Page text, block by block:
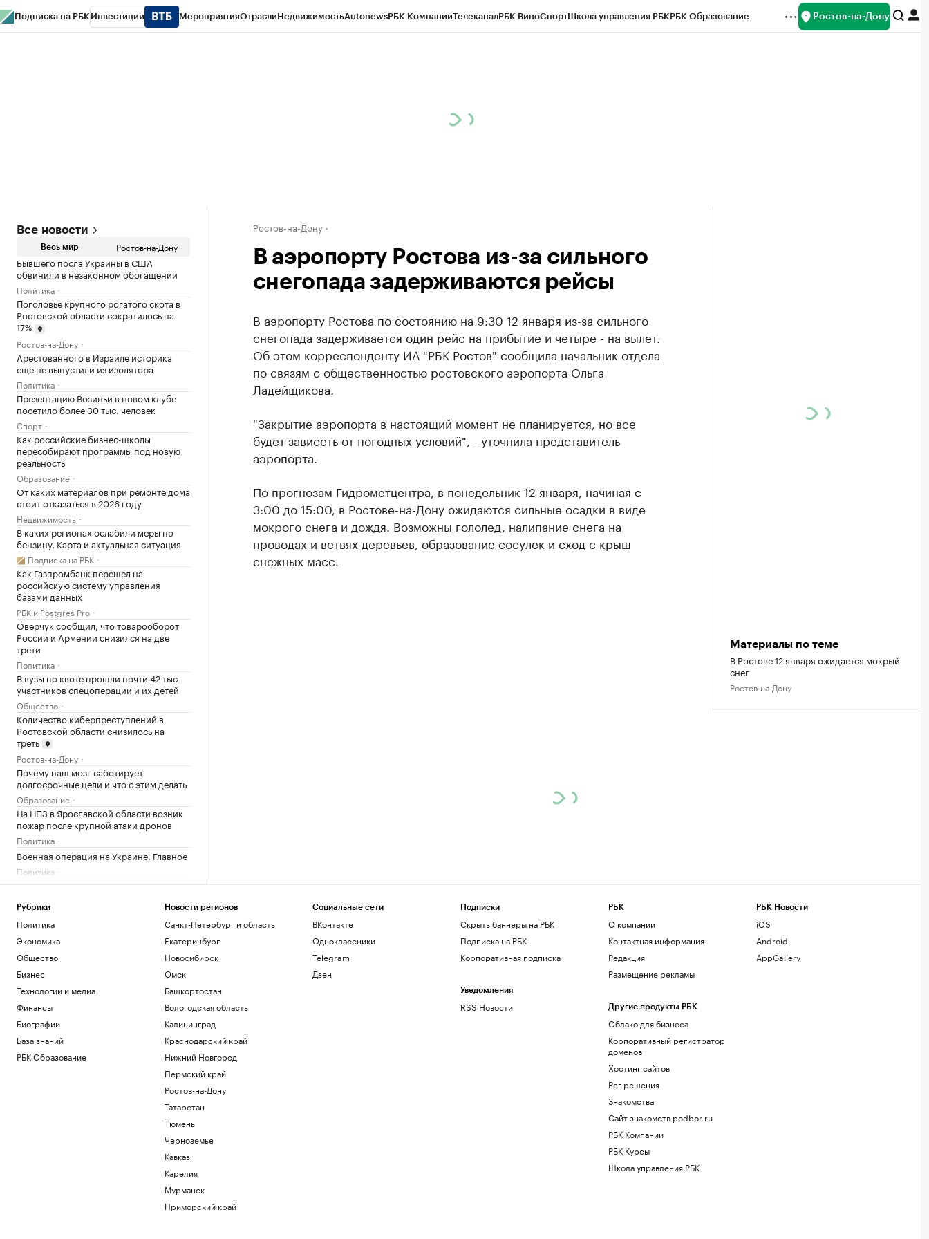
Подписка на РБК Инвестиции МероприятияОтраслиНедвижимостьAutonewsРБК КомпанииТелеканалРБК ВиноСпортШкола управления РБКРБК Образование Ростов-на-Дону
Все новости
Весь мир Ростов-на-Дону
Бывшего посла Украины в США
обвинили в незаконном обогащении
Политика
Поголовье крупного рогатого скота в
Ростовской области сократилось на
17%
Ростов-на-Дону
Арестованного в Израиле историка
еще не выпустили из изолятора
Политика
Презентацию Возиньи в новом клубе
посетило более 30 тыс. человек
Спорт
Как российские бизнес-школы
пересобирают программы под новую
реальность
Образование
От каких материалов при ремонте дома
стоит отказаться в 2026 году
Недвижимость
В каких регионах ослабили меры по
бензину. Карта и актуальная ситуация
Подписка на РБК
Как Газпромбанк перешел на
российскую систему управления
базами данных
РБК и Postgres Pro
Оверчук сообщил, что товарооборот
России и Армении снизился на две
трети
Политика
В вузы по квоте прошли почти 42 тыс
участников спецоперации и их детей
Общество
Количество киберпреступлений в
Ростовской области снизилось на
треть
Ростов-на-Дону
Почему наш мозг саботирует
долгосрочные цели и что с этим делать
Образование
На НПЗ в Ярославской области возник
пожар после крупной атаки дронов
Политика
Военная операция на Украине. Главное
Политика
ИИ компании Meta во время
компании
Технологии и медиа
Отпуск без «сюрпризов»: пять вещей, о
которых туристы жалеют в аэропорту
РБК Компании
11 мифов об ИИ в промышленности — и
как все устроено на практике
РБК и Yandex Cloud
Что такое Executive MBA и зачем
получать эту степень
Образование
Суды и новые траты. Чем еще грозит
Ростов-на-Дону
В аэропорту Ростова из-за сильного
снегопада задерживаются рейсы
В аэропорту Ростова по состоянию на 9:30 12 января из-за сильного
снегопада задерживается один рейс на прибытие и четыре - на вылет.
Об этом корреспонденту ИА "РБК-Ростов" сообщила начальник отдела
по связям с общественностью ростовского аэропорта Ольга
Ладейщикова.
"Закрытие аэропорта в настоящий момент не планируется, но все
будет зависеть от погодных условий", - уточнила представитель
аэропорта.
По прогнозам Гидрометцентра, в понедельник 12 января, начиная с
3:00 до 15:00, в Ростове-на-Дону ожидаются сильные осадки в виде
мокрого снега и дождя. Возможны гололед, налипание снега на
проводах и ветвях деревьев, образование сосулек и сход с крыш
снежных масс.
Материалы по теме
В Ростове 12 января ожидается мокрый
снег
Ростов-на-Дону
Рубрики
Политика
Экономика
Общество
Бизнес
Технологии и медиа
Финансы
Биографии
База знаний
РБК Образование
Новости регионов
Санкт-Петербург и область
Екатеринбург
Новосибирск
Омск
Башкортостан
Вологодская область
Калининград
Краснодарский край
Нижний Новгород
Пермский край
Ростов-на-Дону
Татарстан
Тюмень
Черноземье
Кавказ
Карелия
Мурманск
Приморский край
Социальные сети
ВКонтакте
Одноклассники
Telegram
Дзен
Подписки
Скрыть баннеры на РБК
Подписка на РБК
Корпоративная подписка
Уведомления
RSS Новости
РБК
О компании
Контактная информация
Редакция
Размещение рекламы
Другие продукты РБК
Облако для бизнеса
Корпоративный регистратор
доменов
Хостинг сайтов
Рег.решения
Знакомства
Сайт знакомств podbor.ru
РБК Компании
РБК Курсы
Школа управления РБК
РБК Новости
iOS
Android
AppGallery